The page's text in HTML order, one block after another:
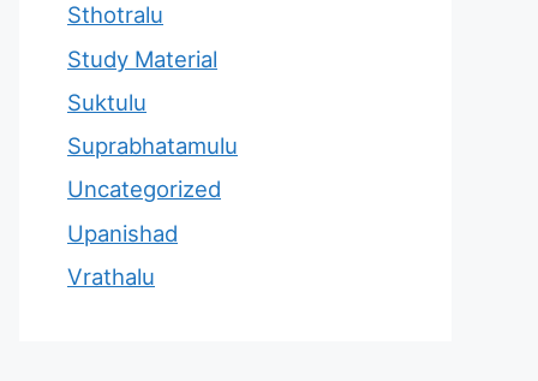
Sthotralu
Study Material
Suktulu
Suprabhatamulu
Uncategorized
Upanishad
Vrathalu